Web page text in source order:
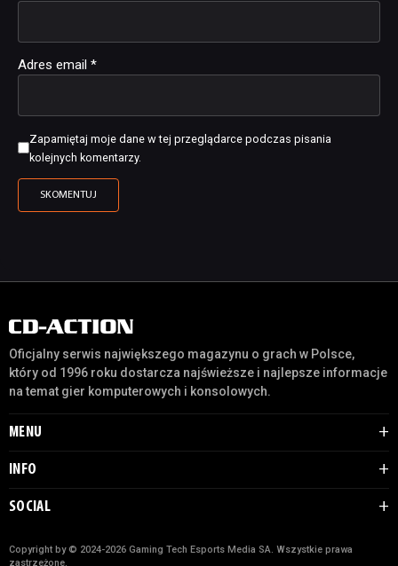
Adres email *
Zapamiętaj moje dane w tej przeglądarce podczas pisania
kolejnych komentarzy.
Oficjalny serwis największego magazynu o grach w Polsce,
który od 1996 roku dostarcza najświeższe i najlepsze informacje
na temat gier komputerowych i konsolowych.
MENU
INFO
SOCIAL
Copyright by © 2024-2026 Gaming Tech Esports Media SA. Wszystkie prawa
zastrzeżone.